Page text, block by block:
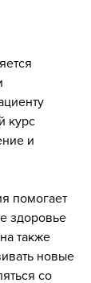
курс
и
помогает
здоровье
также
новые
со